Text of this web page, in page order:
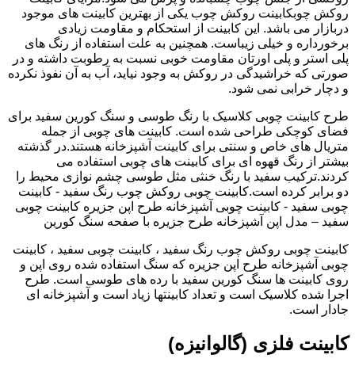
روکش چوبکابینت روکش چوب یکی از بهترین کابینت های موجود
دربازار می باشد. این کابینت از استحکام و مقاومت زیادی
برخورداره و خیلی زیباست. همچنین به علت استفاده از رنگ های
پلی استر و پلی اورتان مقاومت خوبی نسبت به رطوبت داشته و در
صورتی که خراشیدگی در روکش به وجود نیاید، آب به آن نفوذ نکرده
و دچار خرابی نمی شود.
طرح کابینت چوبی کلاسیک با رنگ طوسی و سنگ کورین سفید برای
فضای کوچکی طراحی شده است. کابینت های چوبی از جمله
متریال های خاص و سنتی برای کابینت آشپزخانه هستند.در گذشته
بیشتر از رنگ قهوه ای برای کابینت های چوبی استفاده می
کردند.ترکیب سفید با رنگ خنثی مثل طوسی چشم نوازی محیط را
دو برابر کرده است.کابینت چوبی روکش چوب رنگ سفید - کابینت
چوبی سفید - کابینت چوبی آشپزخانه طرح اپن جزیره کابینت چوبی
سفید – مدل اپن آشپزخانه طرح جزیره با صفحه سنگ کورین
کابینت چوبی روکش چوب رنگ سفید ، کابینت چوبی سفید ، کابینت
چوبی آشپزخانه طرح اپن جزیره که سنگ استفاده شده روی اپن و
روی کابینت ها سنگ کورین سفید با رده های طوسی است. طرح
اجرا شده کلاسیک است و تعداد کابینتها زیاد است و آشپزخانه ای
جادار است.
کابینت فلزی (گالوانیزه)